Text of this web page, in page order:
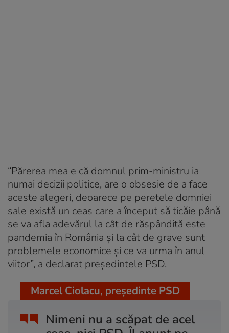
“Părerea mea e că domnul prim-ministru ia
numai decizii politice, are o obsesie de a face
aceste alegeri, deoarece pe peretele domniei
sale există un ceas care a început să ticăie până
se va afla adevărul la cât de răspândită este
pandemia în România și la cât de grave sunt
problemele economice și ce va urma în anul
viitor”, a declarat președintele PSD.
Nimeni nu a scăpat de acel
Marcel Ciolacu, președinte PSD